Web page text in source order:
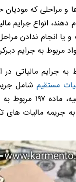
و مراحلی که
دهند، انواع جرایم
یا انجام ندادن
مربوط به جرایم